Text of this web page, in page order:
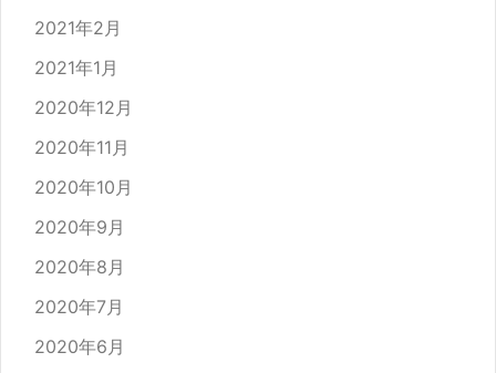
2021年2月
2021年1月
2020年12月
2020年11月
2020年10月
2020年9月
2020年8月
2020年7月
2020年6月